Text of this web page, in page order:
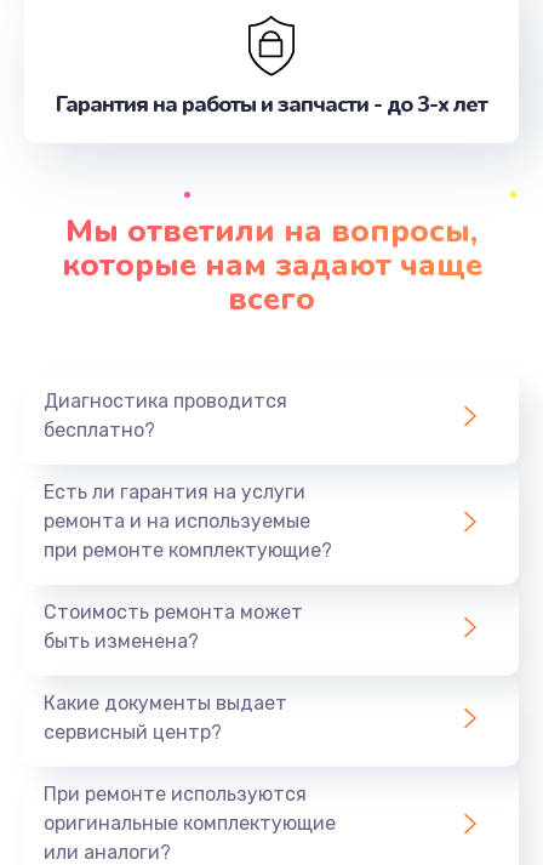
Гарантия на работы и запчасти - до 3-х лет
Мы ответили на вопросы,
которые нам задают чаще
всего
Диагностика проводится
бесплатно?
Есть ли гарантия на услуги
ремонта и на используемые
при ремонте комплектующие?
Стоимость ремонта может
быть изменена?
Какие документы выдает
сервисный центр?
При ремонте используются
оригинальные комплектующие
или аналоги?